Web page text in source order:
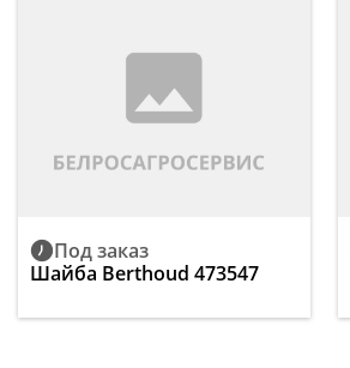
Под заказ
Шайба Berthoud 473547